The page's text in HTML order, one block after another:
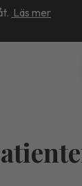
Läs mer